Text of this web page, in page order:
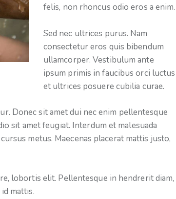
felis, non rhoncus odio eros a enim.
Sed nec ultrices purus. Nam
consectetur eros quis bibendum
ullamcorper. Vestibulum ante
ipsum primis in faucibus orci luctus
et ultrices posuere cubilia curae.
Donec sit amet dui nec enim pellentesque
sit amet feugiat. Interdum et malesuada
metus. Maecenas placerat mattis justo,
lobortis elit. Pellentesque in hendrerit diam,
mattis.